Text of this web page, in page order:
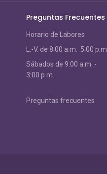
Preguntas Frecuentes
Horario de Labores
L.-V. de 8:00 a.m. 5:00 p.m.
Sábados de 9:00 a.m. -
3:00 p.m.
Preguntas frecuentes